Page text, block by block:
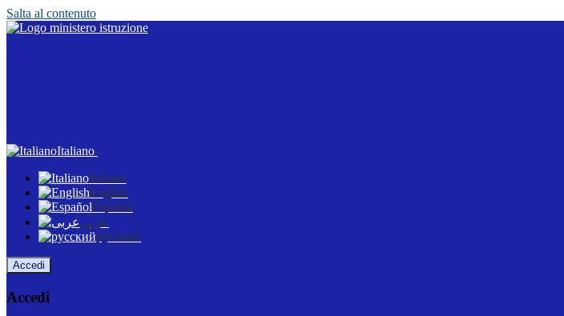
Salta al contenuto
Italiano
Italiano
English
Español
عربى
русский
Accedi
Accedi